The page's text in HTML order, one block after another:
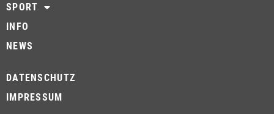
SPORT
INFO
NEWS
DATENSCHUTZ
IMPRESSUM